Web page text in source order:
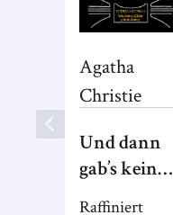
Agatha
Christie
Und dann
gab’s keines
mehr
Raffiniert